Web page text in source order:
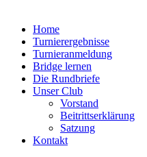
Home
Turnierergebnisse
Turnieranmeldung
Bridge lernen
Die Rundbriefe
Unser Club
Vorstand
Beitrittserklärung
Satzung
Kontakt